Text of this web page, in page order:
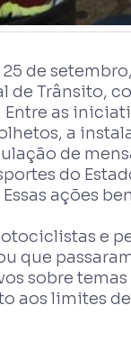
25 de
de Trânsito,
as
a
de
do
Essas ações
e
que
sobre
aos limites